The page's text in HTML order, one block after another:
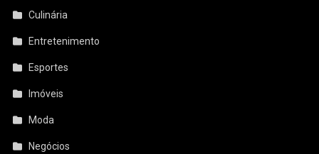
Culinária
Entretenimento
Esportes
Imóveis
Moda
Negócios